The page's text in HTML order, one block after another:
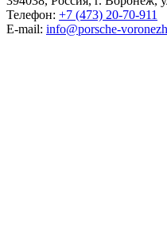
Телефон: +7 (473) 20-70-911
E-mail: info@porsche-